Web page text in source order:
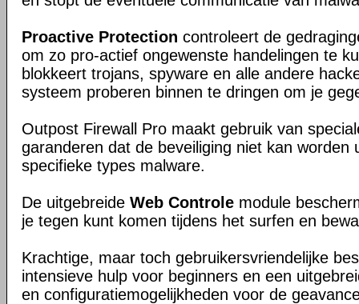
Proactive Protection controleert de
om zo pro-actief ongewenste handelingen te
blokkeert trojans, spyware en alle andere
systeem proberen binnen te dringen om je
Outpost Firewall Pro maakt gebruik van
garanderen dat de beveiliging niet kan worden
specifieke types malware.
De uitgebreide Web Controle module
je tegen kunt komen tijdens het surfen en
Krachtige, maar toch gebruikersvriendelijke
intensieve hulp voor beginners en een
en configuratiemogelijkheden voor de